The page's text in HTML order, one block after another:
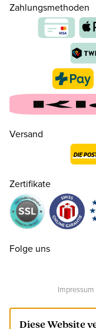
CHF
36 CHF
CHF
39 CHF
Zahlungsmethoden
Versand
Zertifikate
Folge uns
Impressum
Diese Website